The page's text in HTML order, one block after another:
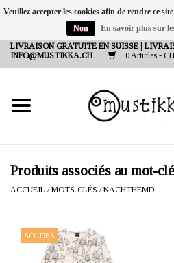
LIVRAISON GRATUITE EN SUISSE |
INFO@MUSTIKKA.CH
0 Articles -
NEW IN
SHOP - A PIECE OF
FINLAND FOR YOU
Produits associés au mot-
ACCUEIL /MOTS-CLÉS /NACHTHEMD
SOLDES
Veuillez accepter les cookies afin de rendre ce
Non
En savoir plus sur